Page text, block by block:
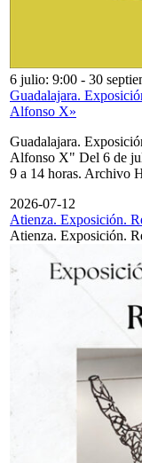
6 julio: 9:00 - 30
Guadalajara.
Alfonso X»
Guadalajara.
Alfonso X" Del 6 de
9 a 14 horas. Archivo
2026-07-12
Atienza. Exposición.
Atienza. Exposición.